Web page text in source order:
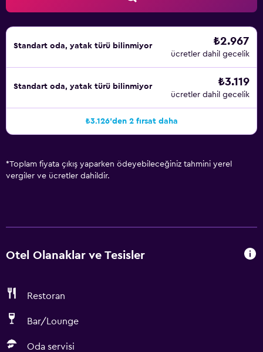
yaşayabilirsiniz.
Standart oda, yatak türü bilinmiyor ₺2.967
ücretler dahil gecelik
Standart oda, yatak türü bilinmiyor ₺3.119
ücretler dahil gecelik
₺3.126'den 2 fırsat daha
*Toplam fiyata çıkış yaparken ödeyebileceğiniz tahmini yerel
vergiler ve ücretler dahildir.
Otel Olanaklar ve Tesisler
Restoran
Bar/Lounge
Oda servisi